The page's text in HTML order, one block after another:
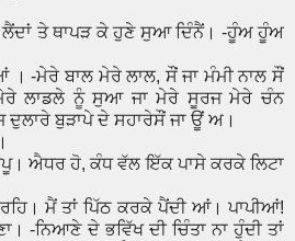
ਤੇ ਥਾਪੜ ਕੇ ਹੁਣੇ ਸੁਆ ਦਿੰਨੈਂ। -ਹੂੰਅ ਹੂੰਅ
। -ਮੇਰੇ ਬਾਲ ਮੇਰੇ ਲਾਲ, ਸੌਂ ਜਾ ਮੰਮੀ ਨਾਲ ਸੌਂ
ਲਾਡਲੇ ਨੂੰ ਸੁਆ ਜਾ ਮੇਰੇ ਸੂਰਜ ਮੇਰੇ ਚੰਨ
ਦੁਲਾਰੇ ਬੁੜਾਪੇ ਦੇ ਸਹਾਰੇਸੌਂ ਜਾ ਊਂ ਅ।
ਐਧਰ ਹੋ, ਕੰਧ ਵੱਲ ਇੱਕ ਪਾਸੇ ਕਰਕੇ ਲਿਟਾ
ਮੈਂ ਤਾਂ ਪਿੱਠ ਕਰਕੇ ਪੈਂਦੀ ਆਂ। ਪਾਪੀਆਂ!
-ਨਿਆਣੇ ਦੇ ਭਵਿੱਖ ਦੀ ਚਿੰਤਾ ਨਾ ਹੁੰਦੀ ਤਾਂ